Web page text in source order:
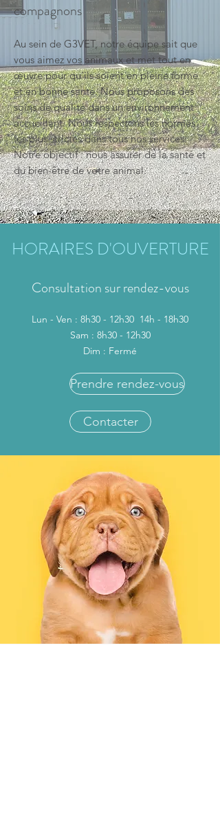
compagnons
Au sein de G3VET, notre équipe sait que
vous aimez vos animaux et met tout en
œuvre pour qu'ils soient en pleine forme
et en bonne santé. Nous proposons des
soins de qualité dans un environnement
accueillant. Nous respectons les normes
les plus strictes dans tous nos services.
Notre objectif : nous assurer de la santé et
du bien-être de votre animal.
HORAIRES D'OUVERTURE
Consultation sur rendez-vous
Lun - Ven : 8h30 - 12h30 14h - 18h30
Sam : 8h30 - 12h30
Dim : Fermé
Prendre rendez-vous
Contacter